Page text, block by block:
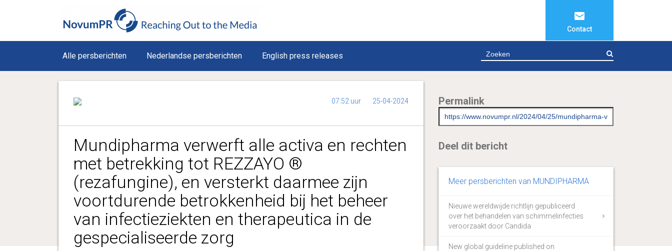
Contact
Alle persberichten Nederlandse persberichten English press releases
07:52 uur 25-04-2024
Mundipharma verwerft alle activa en rechten
met betrekking tot REZZAYO ®
(rezafungine), en versterkt daarmee zijn
voortdurende betrokkenheid bij het beheer
van infectieziekten en therapeutica in de
gespecialiseerde zorg
Permalink
Deel dit bericht
Meer persberichten van MUNDIPHARMA
Nieuwe wereldwijde richtlijn gepubliceerd
over het behandelen van schimmelinfecties
veroorzaakt door Candida
New global guideline published on